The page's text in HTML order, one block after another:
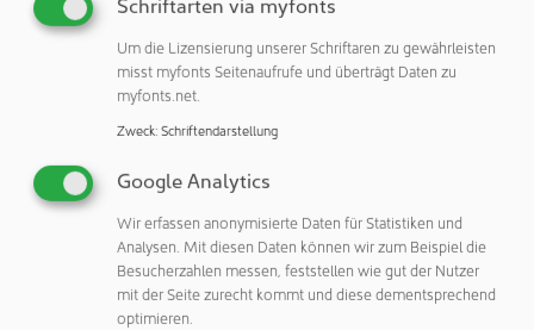
markierte Proteine und sogar Membranproteine
ermöglicht – dank innovativer NativeMP™ Technologie in
Kooperation mit Cube Biotech.
Besuchen Sie Analytik Jena am Stand 2243 und erleben Sie,
wie Analytik Jena mit intelligenten
Automatisierungslösungen Forschung effizienter,
nachhaltiger und zukunftsorientiert gestaltet.
Weitere Themen im Fokus
– Protein Purification: Stündliche Live-Demos mit IMCS-
Schriftarten via myfonts
Um die Lizensierung unserer Schriftaren zu gewährleisten
misst myfonts Seitenaufrufe und überträgt Daten zu
myfonts.net.
Zweck: Schriftendarstellung
Google Analytics
Wir erfassen anonymisierte Daten für Statistiken und
Analysen. Mit diesen Daten können wir zum Beispiel die
Besucherzahlen messen, feststellen wie gut der Nutzer
mit der Seite zurecht kommt und diese dementsprechend
optimieren.